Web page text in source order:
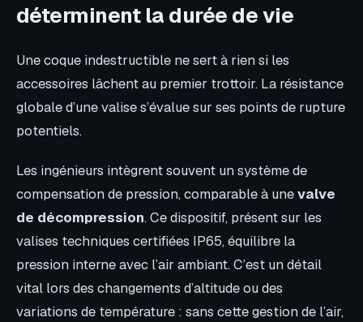
déterminent la durée de vie
Une coque indestructible ne sert à rien si les
accessoires lâchent au premier trottoir. La résistance
globale d’une valise s’évalue sur ses points de rupture
potentiels.
Les ingénieurs intègrent souvent un système de
compensation de pression, comparable à unevalve
de décompression. Ce dispositif, présent sur les
valises techniques certifiées IP65, équilibre la
pression interne avec l’air ambiant. C’est un détail
vital lors des changements d’altitude ou des
variations de température : sans cette gestion de l’air,